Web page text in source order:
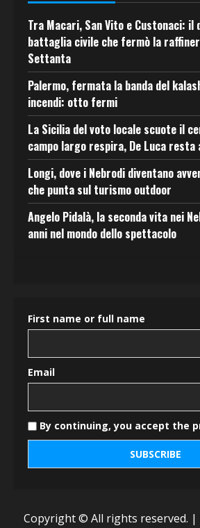
Tra Macari, San Vito e Custonaci: il
battaglia civile che fermò la
Settanta
Palermo, fermata la banda del
incendi: otto fermi
La Sicilia del voto locale scuote il
campo largo respira, De Luca resta
Longi, dove i Nebrodi diventano
che punta sul turismo outdoor
Angelo Pidalà, la seconda vita nei
anni nel mondo dello spettacolo
First name or full name
Email
By continuing, you accept the
Copyright © All rights reserved. |